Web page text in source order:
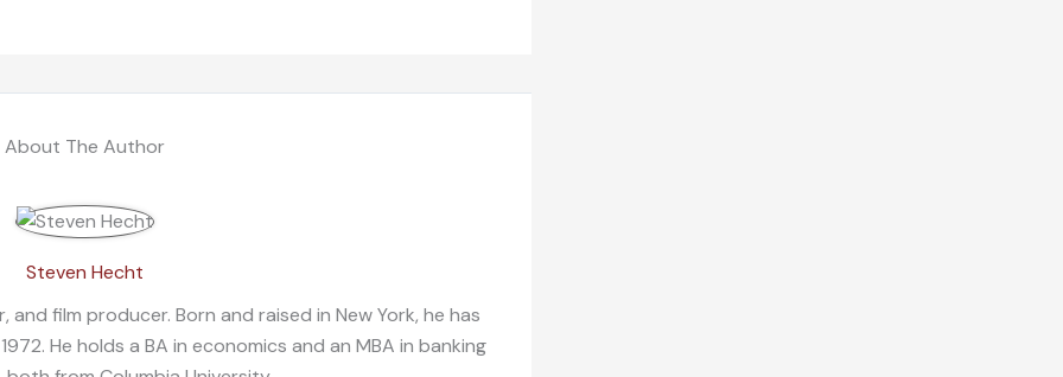
About The Author
Steven Hecht
and film producer. Born and raised in New York, he has
He holds a BA in economics and an MBA in banking